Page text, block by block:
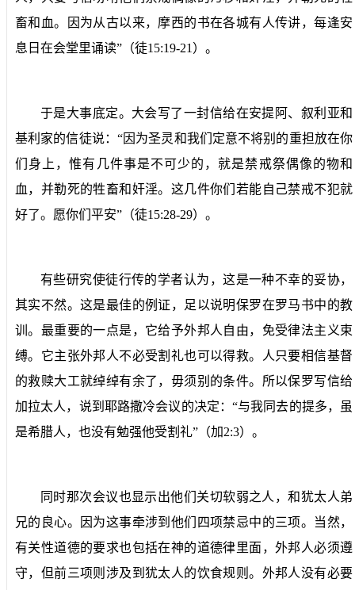
畜和血。因为从古以来，摩西的书在各城有人传讲，每逢安
息日在会堂里诵读”（徒15:19-21 ）。
于是大事底定。大会写了一封信给在安提阿、叙利亚和
基利家的信徒说：“因为圣灵和我们定意不将别的重担放在你
们身上，惟有几件事是不可少的，就是禁戒祭偶像的物和
血，并勒死的牲畜和奸淫。这几件你们若能自己禁戒不犯就
好了。愿你们平安”（徒15:28-29）。
有些研究使徒行传的学者认为，这是一种不幸的妥协，
其实不然。这是最佳的例证，足以说明保罗在罗马书中的教
训。最重要的一点是，它给予外邦人自由，免受律法主义束
缚。它主张外邦人不必受割礼也可以得救。人只要相信基督
的救赎大工就绰绰有余了，毋须别的条件。所以保罗写信给
加拉太人，说到耶路撒冷会议的决定：“与我同去的提多，虽
是希腊人，也没有勉强他受割礼”（加2:3）。
同时那次会议也显示出他们关切软弱之人，和犹太人弟
兄的良心。因为这事牵涉到他们四项禁忌中的三项。当然，
有关性道德的要求也包括在神的道德律里面，外邦人必须遵
守，但前三项则涉及到犹太人的饮食规则。外邦人没有必要